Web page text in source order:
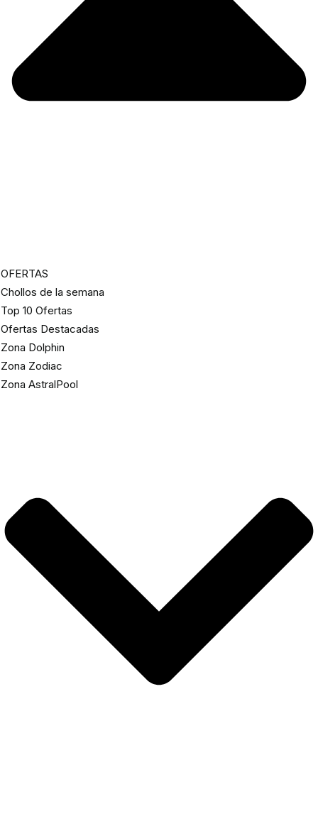
OFERTAS
Chollos de la semana
Top 10 Ofertas
Ofertas Destacadas
Zona Dolphin
Zona Zodiac
Zona AstralPool